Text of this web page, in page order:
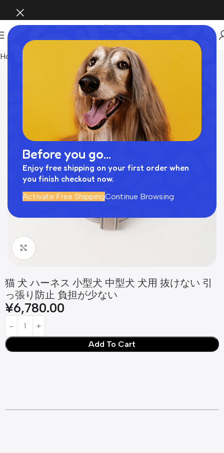
Before you go...
Enjoy free shipping on your first order when
you finish checkout now.
Activate Free ShippingContinue Browsing
Home
Click to enlarge
猫 犬 ハーネス 小型犬 中型犬 犬用 抜けない 引
っ張り防止 負担が少ない
¥6,780.00
Add To Cart